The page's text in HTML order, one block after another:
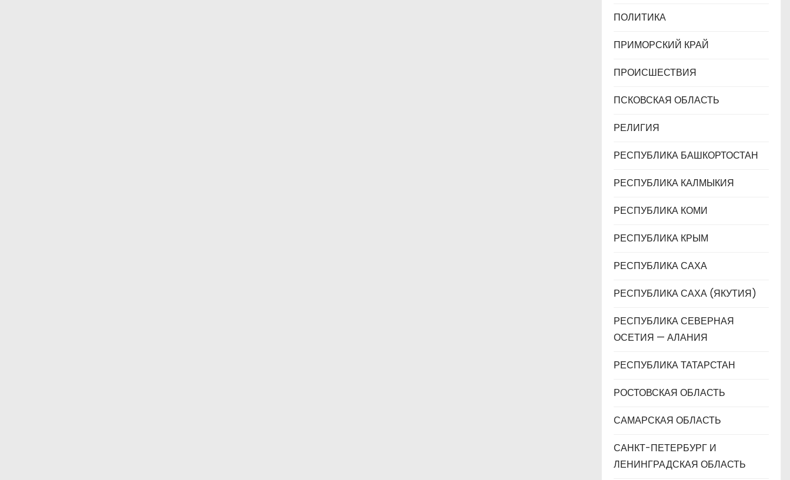
ПОЛИТИКА
ПРИМОРСКИЙ КРАЙ
ПРОИСШЕСТВИЯ
ПСКОВСКАЯ ОБЛАСТЬ
РЕЛИГИЯ
РЕСПУБЛИКА БАШКОРТОСТАН
РЕСПУБЛИКА КАЛМЫКИЯ
РЕСПУБЛИКА КОМИ
РЕСПУБЛИКА КРЫМ
РЕСПУБЛИКА САХА
РЕСПУБЛИКА САХА (ЯКУТИЯ)
РЕСПУБЛИКА СЕВЕРНАЯ
ОСЕТИЯ — АЛАНИЯ
РЕСПУБЛИКА ТАТАРСТАН
РОСТОВСКАЯ ОБЛАСТЬ
САМАРСКАЯ ОБЛАСТЬ
САНКТ-ПЕТЕРБУРГ И
ЛЕНИНГРАДСКАЯ ОБЛАСТЬ